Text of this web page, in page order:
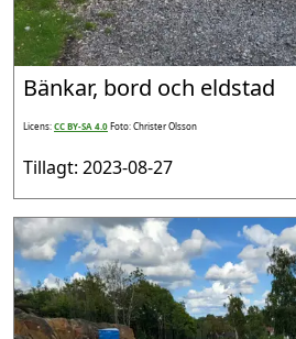
Bänkar, bord och eldstad
Licens:CC BY-SA 4.0 Foto: Christer Olsson
Tillagt: 2023-08-27